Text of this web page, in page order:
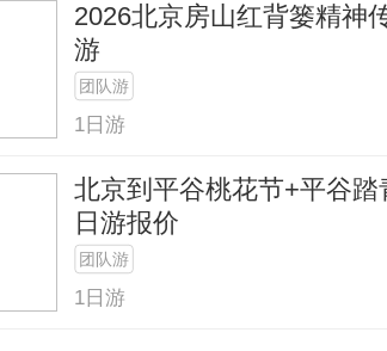
2026北京房山红背篓精神
游
团队游
1日游
北京到平谷桃花节+平谷
日游报价
团队游
1日游